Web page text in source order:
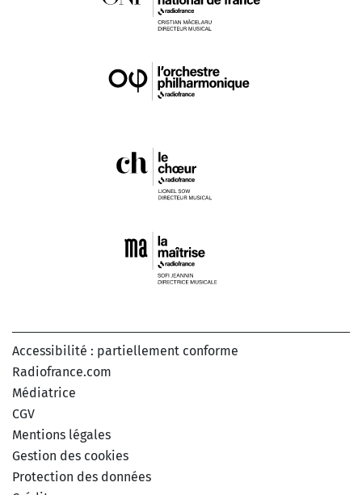
Accessibilité : partiellement conforme
Radiofrance.com
Médiatrice
CGV
Mentions légales
Gestion des cookies
Protection des données